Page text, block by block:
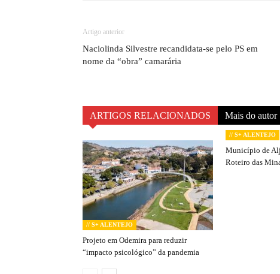
Artigo anterior
Naciolinda Silvestre recandidata-se pelo PS em
nome da “obra” camarária
ARTIGOS RELACIONADOS Mais do autor
// S+ ALENTEJO
Projeto em Odemira para reduzir
“impacto psicológico” da pandemia
// S+ ALENTEJO
Município de
Roteiro das